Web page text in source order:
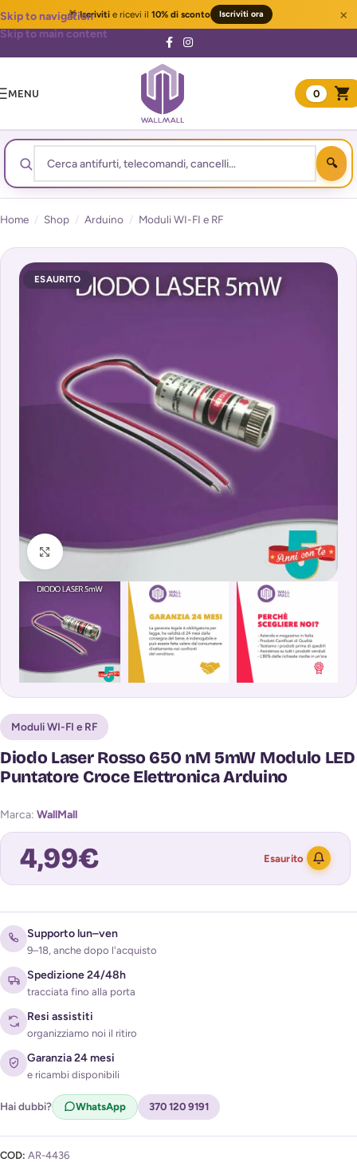
🎁Iscrivitie ricevi il 10% di sconto Iscriviti ora ×
Skip to navigation
Skip to main content
MENU 0
Home / Shop / Arduino / Moduli WI-FI e RF
ESAURITO
Clicca per ingrandire
Moduli WI-FI e RF
Diodo Laser Rosso 650 nM 5mW Modulo LED
Puntatore Croce Elettronica Arduino
Marca: WallMall
4,99€ Esaurito
Acconsento al trattamento dei miei dati per ricevere
l'avviso di disponibilità (
Privacy Policy)
Supporto lun–ven
9–18, anche dopo l'acquisto
Spedizione 24/48h
tracciata fino alla porta
Resi assistiti
organizziamo noi il ritiro
Garanzia 24 mesi
e ricambi disponibili
Hai dubbi? WhatsApp 370 120 9191
COD: AR-4436